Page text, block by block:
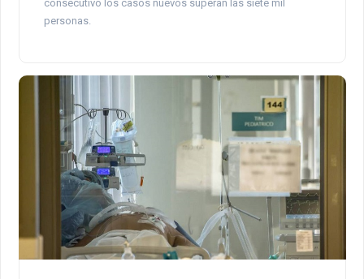
consecutivo los casos nuevos superan las siete mil
personas.